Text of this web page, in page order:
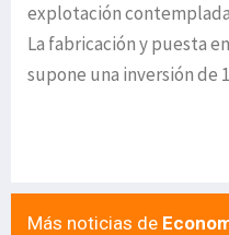
explotación
La fabricación y puesta
supone una inversión de
Más noticias de